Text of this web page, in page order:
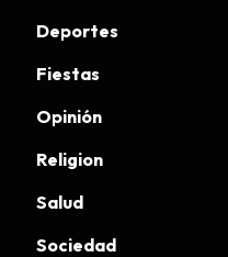
Deportes
Fiestas
Opinión
Religion
Salud
Sociedad